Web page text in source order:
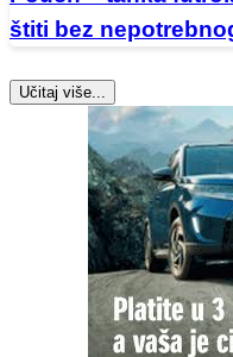
štiti bez
Učitaj više...